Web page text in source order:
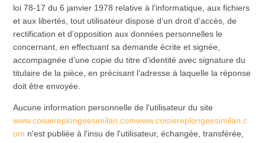
loi 78-17 du 6 janvier 1978 relative à l’informatique, aux fichiers
et aux libertés, tout utilisateur dispose d’un droit d’accès, de
rectification et d’opposition aux données personnelles le
concernant, en effectuant sa demande écrite et signée,
accompagnée d’une copie du titre d’identité avec signature du
titulaire de la pièce, en précisant l’adresse à laquelle la réponse
doit être envoyée.
Aucune information personnelle de l'utilisateur du site
www.coisiereplongeesimilan.comwww.coisiereplongeesimilan.c
om n'est publiée à l'insu de l'utilisateur, échangée, transférée,